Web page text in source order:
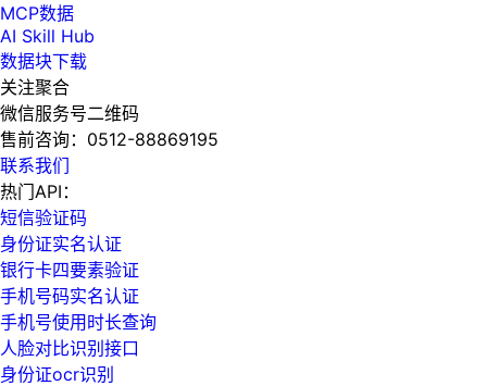
MCP数据
AI Skill Hub
数据块下载
关注聚合
微信服务号二维码
售前咨询： 0512-88869195
联系我们
热门API：
短信验证码
身份证实名认证
银行卡四要素验证
手机号码实名认证
手机号使用时长查询
人脸对比识别接口
身份证ocr识别